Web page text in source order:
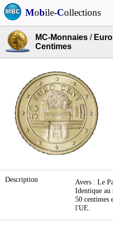
Mobile-Collections
MC-Monnaies /
Centimes
Description
Avers : Le
Identique au
50 centimes
l'UE.